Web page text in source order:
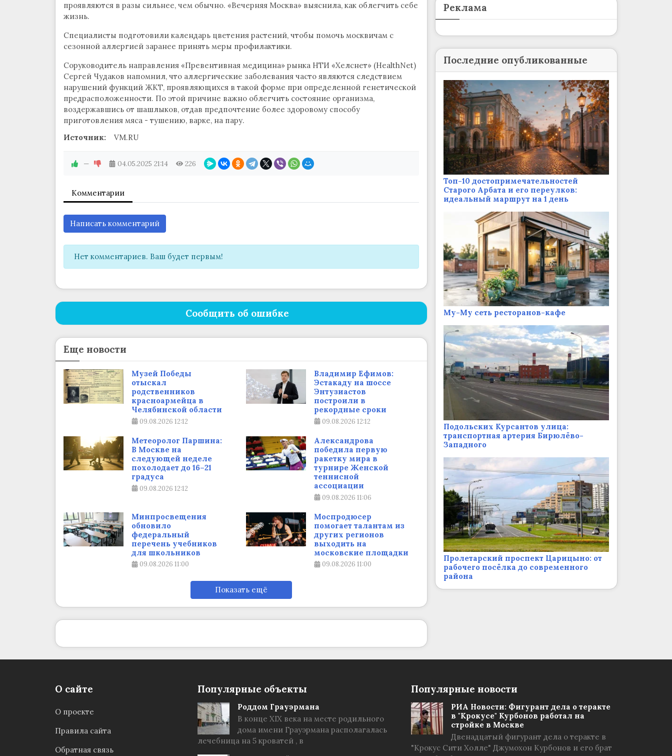
проявляются в разы сильнее, чем обычно. «Вечерняя Москва» выяснила, как облегчить себе
жизнь.
Специалисты подготовили календарь цветения растений, чтобы помочь москвичам с
сезонной аллергией заранее принять меры профилактики.
Соруководитель направления «Превентивная медицина» рынка НТИ «Хелснет» (HealthNet)
Сергей Чудаков напомнил, что аллергические заболевания часто являются следствием
нарушений функций ЖКТ, проявляющихся в такой форме при определенной генетической
предрасположенности. По этой причине важно облегчить состояние организма,
воздержавшись от шашлыков, отдав предпочтение более здоровому способу
приготовления мяса - тушению, варке, на пару.
Источник:
VM.RU
— 04.05.2025 21:14 226
Комментарии
Написать комментарий
Нет комментариев. Ваш будет первым!
Сообщить об ошибке
Еще новости
Музей Победы
отыскал
родственников
красноармейца в
Челябинской области
09.08.2026 12:12
Владимир Ефимов:
Эстакаду на шоссе
Энтузиастов
построили в
рекордные сроки
09.08.2026 12:12
Метеоролог Паршина:
В Москве на
следующей неделе
похолодает до 16–21
градуса
09.08.2026 12:12
Александрова
победила первую
ракетку мира в
турнире Женской
теннисной
ассоциации
09.08.2026 11:06
Минпросвещения
обновило
федеральный
перечень учебников
для школьников
09.08.2026 11:00
Моспродюсер
помогает талантам из
других регионов
выходить на
московские площадки
09.08.2026 11:00
Показать ещё
Реклама
Последние опубликованные
Топ-10 достопримечательностей
Старого Арбата и его переулков:
идеальный маршрут на 1 день
Му-Му сеть ресторанов-кафе
Подольских Курсантов улица:
транспортная артерия Бирюлёво-
Западного
Пролетарский проспект Царицыно: от
рабочего посёлка до современного
района
О сайте
О проекте
Правила сайта
Обратная связь
Популярные объекты
Роддом Грауэрмана
В конце XIX века на месте родильного
дома имени Грауэрмана располагалась
лечебница на 5 кроватей , в
Популярные новости
РИА Новости: Фигурант дела о теракте
в "Крокусе" Курбонов работал на
стройке в Москве
Двенадцатый фигурант дела о теракте в
"Крокус Сити Холле" Джумохон Курбонов и его брат